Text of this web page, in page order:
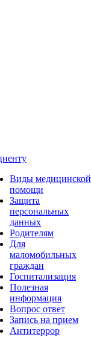
Виды медицинской
помощи
Защита
персональных
данных
Родителям
Для
маломобильных
граждан
Госпитализация
Полезная
информация
Вопрос ответ
Запись на прием
Антитеррор